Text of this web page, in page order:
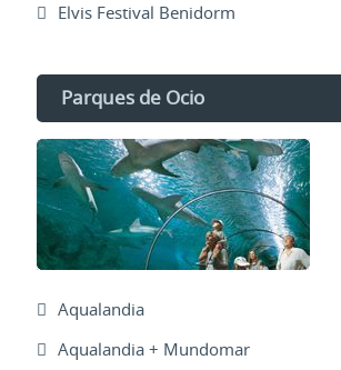
Elvis Festival Benidorm
Parques de Ocio
Aqualandia
Aqualandia + Mundomar